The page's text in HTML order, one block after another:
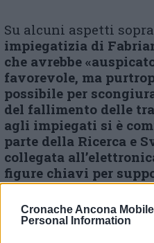
Cronache Ancona
Personal Information
Su alcuni aspetti
impiegatizia di
che avrebbe «
favorevole, ma
possibile per
del fallimento delle
agli impiegati si è
parte della Ricerca e
collegata
figure chiavi per
del sito nel medio
Governo Meloni, in
Urso e il